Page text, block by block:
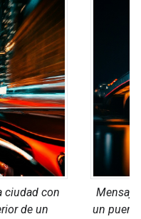
ciudad con
de un
un